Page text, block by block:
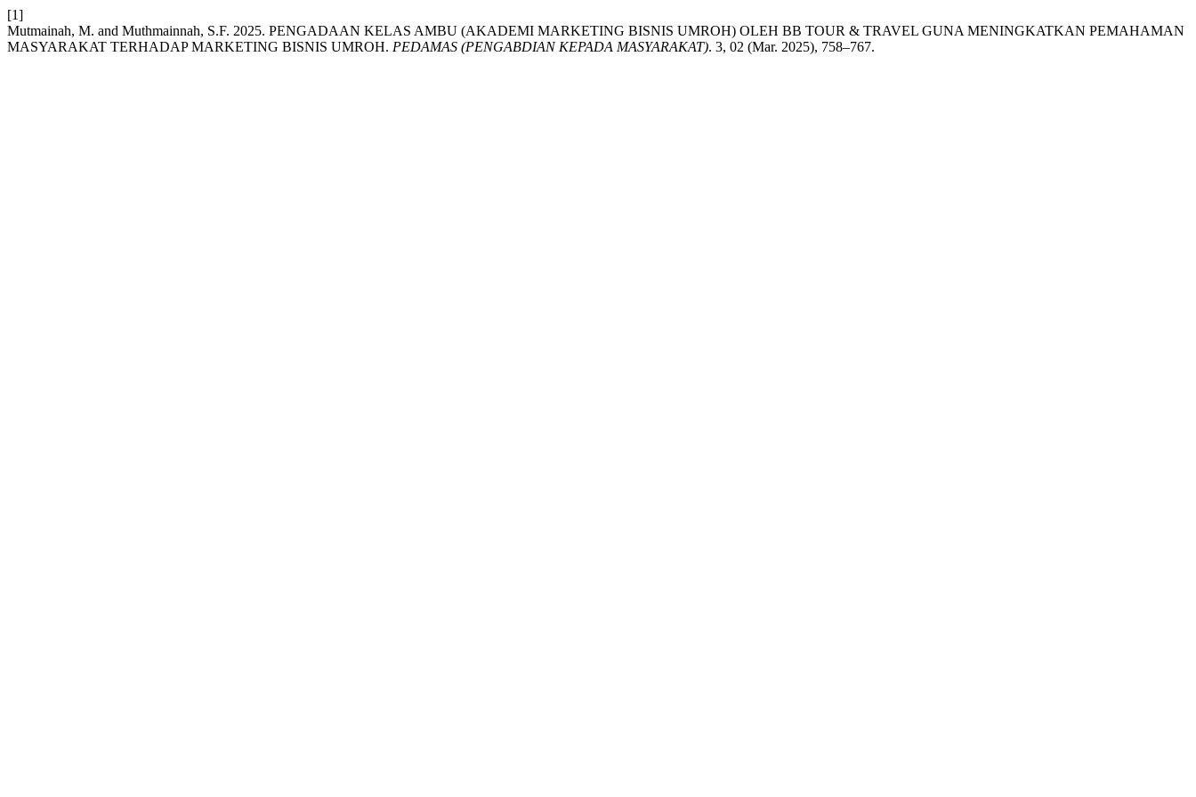
[1]
Mutmainah, M. and Muthmainnah, S.F. 2025. PENGADAAN KELAS AMBU (AKADEMI MARKETING BISNIS UMROH) OLEH BB TOUR & TRAVEL GUNA MENINGKATKAN PEMAHAMAN
MASYARAKAT TERHADAP MARKETING BISNIS UMROH. PEDAMAS (PENGABDIAN KEPADA MASYARAKAT). 3, 02 (Mar. 2025), 758–767.